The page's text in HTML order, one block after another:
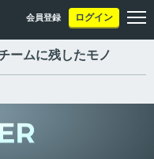
会員登録 ログイン
ームに残したモノ